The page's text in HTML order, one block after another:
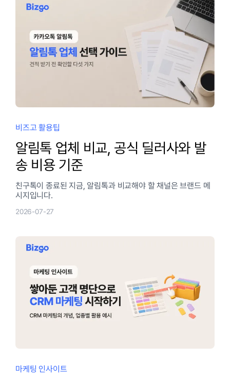
비즈고 활용팁
알림톡 업체 비교, 공식 딜러사와 발
송 비용 기준
친구톡이 종료된 지금, 알림톡과 비교해야 할 채널은 브랜드 메
시지입니다.
2026-07-27
마케팅 인사이트